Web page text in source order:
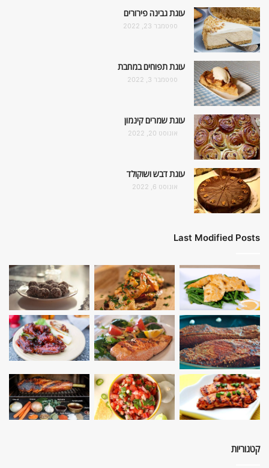
עוגת גבינה פירורים
ספטמבר 23, 2022
עוגת תפוחים במחבת
ספטמבר 3, 2022
עוגת שמרים קינמון
אוגוסט 20, 2022
עוגת דבש ושוקולד
אוגוסט 6, 2022
Last Modified Posts
קטגוריות